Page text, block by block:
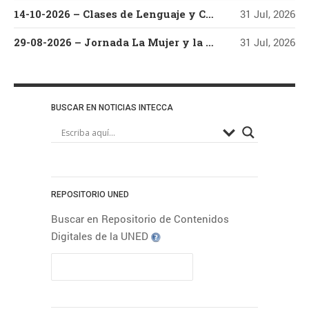
informáticas Arte
Campus Este-
Campus
Noroeste
Centro Asociado de A
de Baleares Centro
Asociado de Lugo Centro
Centro Asociado de
Pontevedra
Educación Empleo
14-10-2026 – Clases de Lenguaje y Cultura Coreana – Nivel Básico – Parte I 31 Jul, 2026
29-08-2026 – Jornada La Mujer y la Música de Raíz en el Festival Villar de los Mundos (Edición 2026) Con Vanesa Muela y Fernando Valladares 31 Jul, 2026
BUSCAR EN NOTICIAS INTECCA
REPOSITORIO UNED
Buscar en Repositorio de Contenidos
Digitales de la UNED